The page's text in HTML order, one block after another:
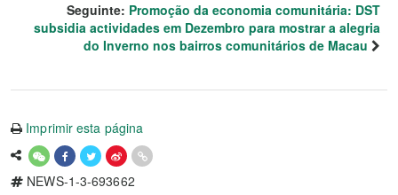
Seguinte: Promoção da economia comunitária: DST
subsidia actividades em Dezembro para mostrar a alegria
do Inverno nos bairros comunitários de Macau
Imprimir esta página
NEWS-1-3-693662